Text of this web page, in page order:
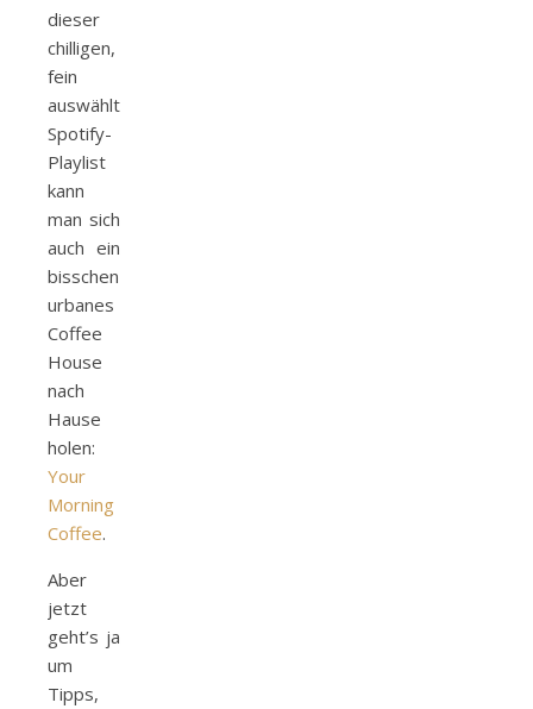
dieser
chilligen,
fein
auswählten
Spotify-
Playlist
kann
man sich
auch ein
bisschen
urbanes
Coffee
House
nach
Hause
holen:
Your
Morning
Coffee.
Aber
jetzt
geht’s ja
um
Tipps,